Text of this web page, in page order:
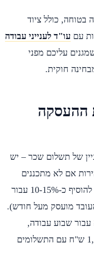
בטוחה, כולל ציוד
עם עו"ד לענייני עבודה
עליכם מפני
חוקית.
ההעסקה
של תשלום שכר – יש
אם לא מתכננים
מראש. מעבר לשכר הבסיס, תצטרכו להוסיף כ-10-15% עבור
מועסק מעל חודש).
עובד מרוויח 1,200 ש"ח עבור שבוע עבודה,
העלות האמיתית עשויה להגיע ל-1,380 ש"ח עם התשלומים